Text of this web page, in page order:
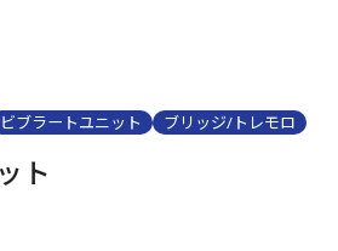
ビブラートユニット ブリッジ/トレモロ
ト